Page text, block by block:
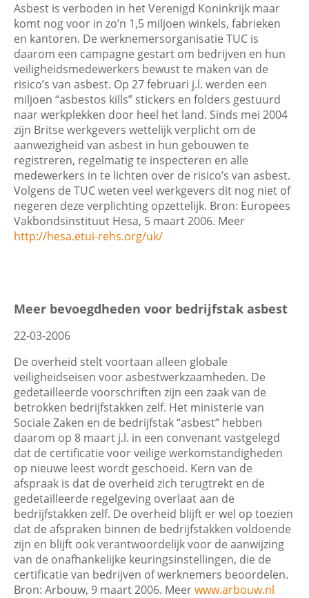
Asbest is verboden in het Verenigd Koninkrijk maar
komt nog voor in zo’n 1,5 miljoen winkels, fabrieken
en kantoren. De werknemersorganisatie TUC is
daarom een campagne gestart om bedrijven en hun
veiligheidsmedewerkers bewust te maken van de
risico’s van asbest. Op 27 februari j.l. werden een
miljoen “asbestos kills” stickers en folders gestuurd
naar werkplekken door heel het land. Sinds mei 2004
zijn Britse werkgevers wettelijk verplicht om de
aanwezigheid van asbest in hun gebouwen te
registreren, regelmatig te inspecteren en alle
medewerkers in te lichten over de risico’s van asbest.
Volgens de TUC weten veel werkgevers dit nog niet of
negeren deze verplichting opzettelijk. Bron: Europees
Vakbondsinstituut Hesa, 5 maart 2006. Meer
http://hesa.etui-rehs.org/uk/
Meer bevoegdheden voor bedrijfstak asbest
22-03-2006
De overheid stelt voortaan alleen globale
veiligheidseisen voor asbestwerkzaamheden. De
gedetailleerde voorschriften zijn een zaak van de
betrokken bedrijfstakken zelf. Het ministerie van
Sociale Zaken en de bedrijfstak “asbest” hebben
daarom op 8 maart j.l. in een convenant vastgelegd
dat de certificatie voor veilige werkomstandigheden
op nieuwe leest wordt geschoeid. Kern van de
afspraak is dat de overheid zich terugtrekt en de
gedetailleerde regelgeving overlaat aan de
bedrijfstakken zelf. De overheid blijft er wel op toezien
dat de afspraken binnen de bedrijfstakken voldoende
zijn en blijft ook verantwoordelijk voor de aanwijzing
van de onafhankelijke keuringsinstellingen, die de
certificatie van bedrijven of werknemers beoordelen.
Bron: Arbouw, 9 maart 2006. Meerwww.arbouw.nl